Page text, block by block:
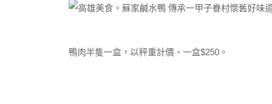
鴨肉半隻一盒，以秤重計價、一盒$250。